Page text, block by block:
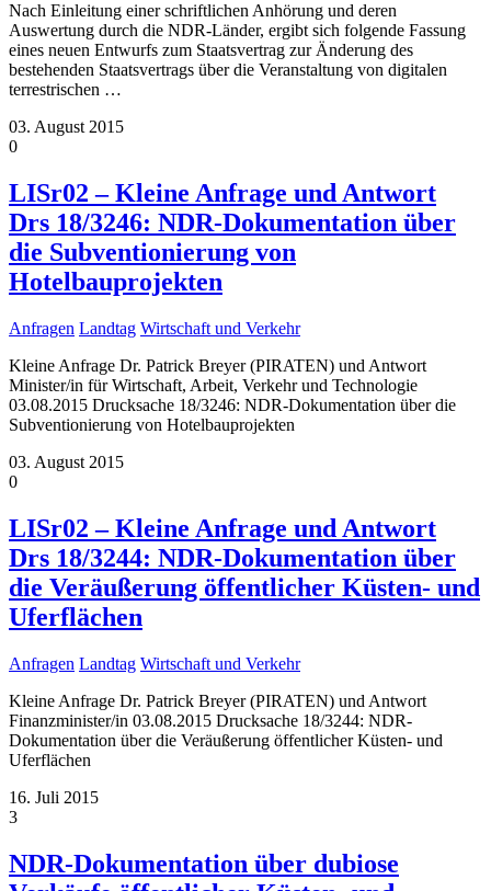
Nach Einleitung einer schriftlichen Anhörung und deren
Auswertung durch die NDR-Länder, ergibt sich folgende Fassung
eines neuen Entwurfs zum Staatsvertrag zur Änderung des
bestehenden Staatsvertrags über die Veranstaltung von digitalen
terrestrischen …
03. August 2015
0
LISr02 – Kleine Anfrage und Antwort
Drs 18/3246: NDR-Dokumentation über
die Subventionierung von
Hotelbauprojekten
Anfragen Landtag Wirtschaft und Verkehr
Kleine Anfrage Dr. Patrick Breyer (PIRATEN) und Antwort
Minister/in für Wirtschaft, Arbeit, Verkehr und Technologie
03.08.2015 Drucksache 18/3246: NDR-Dokumentation über die
Subventionierung von Hotelbauprojekten
03. August 2015
0
LISr02 – Kleine Anfrage und Antwort
Drs 18/3244: NDR-Dokumentation über
die Veräußerung öffentlicher Küsten- und
Uferflächen
Anfragen Landtag Wirtschaft und Verkehr
Kleine Anfrage Dr. Patrick Breyer (PIRATEN) und Antwort
Finanzminister/in 03.08.2015 Drucksache 18/3244: NDR-
Dokumentation über die Veräußerung öffentlicher Küsten- und
Uferflächen
16. Juli 2015
3
NDR-Dokumentation über dubiose